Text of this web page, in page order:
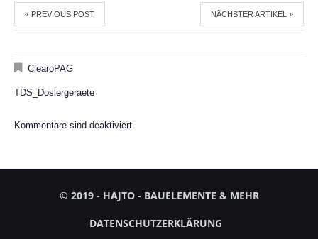
« PREVIOUS POST NÄCHSTER ARTIKEL »
ClearoPAG
TDS_Dosiergeraete
Kommentare sind deaktiviert
© 2019 - HAJTO - BAUELEMENTE & MEHR
DATENSCHUTZERKLÄRUNG